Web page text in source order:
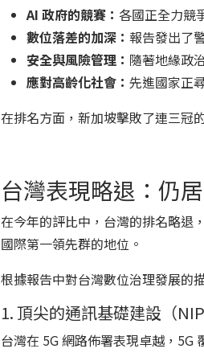
AI 政府的競賽： 各國正全力競
數位落差的加深： 報告發出了
安全與風險管理： 隨著地緣政
應對高齡化社會： 先進國家正
在排名方面，新加坡擊敗了連三冠
台灣表現略退：仍
在今年的評比中，台灣的排名略退
國際第一領先群的地位。
根據報告中對台灣數位治理發展的
1. 頂尖的通訊基礎建設（NIP
台灣在 5G 網路佈署表現卓越，5G